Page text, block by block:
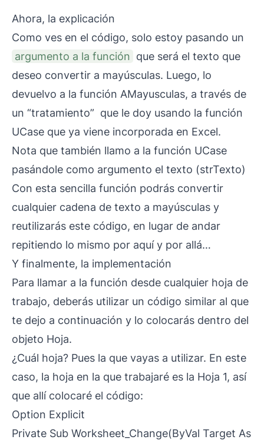
Ahora, la explicación
Como ves en el código, solo estoy pasando un
argumento a la función que será el texto que
deseo convertir a mayúsculas. Luego, lo
devuelvo a la función AMayusculas, a través de
un “tratamiento” que le doy usando la función
UCase que ya viene incorporada en Excel.
Nota que también llamo a la función UCase
pasándole como argumento el texto (strTexto)
Con esta sencilla función podrás convertir
cualquier cadena de texto a mayúsculas y
reutilizarás este código, en lugar de andar
repitiendo lo mismo por aquí y por allá…
Y finalmente, la implementación
Para llamar a la función desde cualquier hoja de
trabajo, deberás utilizar un código similar al que
te dejo a continuación y lo colocarás dentro del
objeto Hoja.
¿Cuál hoja? Pues la que vayas a utilizar. En este
caso, la hoja en la que trabajaré es la Hoja 1, así
que allí colocaré el código:
Option Explicit
Private Sub Worksheet_Change(ByVal Target As